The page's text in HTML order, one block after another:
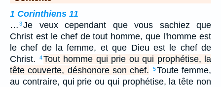
1 Corinthiens 11
… 3Je veux cependant que vous sachiez que
Christ est le chef de tout homme, que l'homme est
le chef de la femme, et que Dieu est le chef de
Christ.
4 Tout homme qui prie ou qui prophétise, la
tête couverte, déshonore son chef.
5Toute femme,
au contraire, qui prie ou qui prophétise, la tête non